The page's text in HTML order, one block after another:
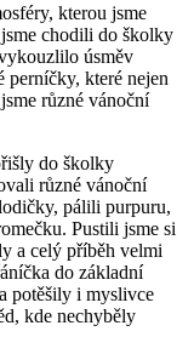
kterou jsme
chodili do školky
úsměv
perníčky, které nejen
různé vánoční
do školky
různé vánoční
pálili purpuru,
Pustili jsme si
a celý příběh velmi
do základní
potěšily i myslivce
kde nechyběly